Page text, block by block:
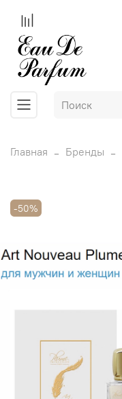
Главная Бренды
-50%